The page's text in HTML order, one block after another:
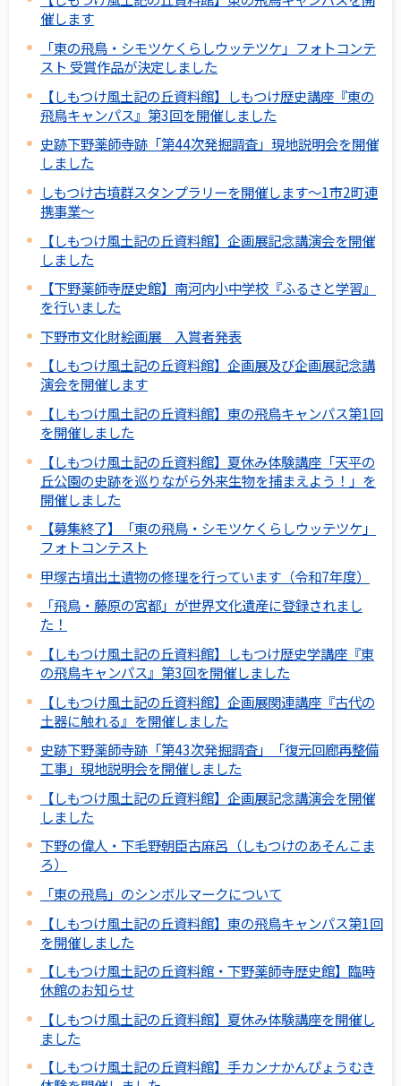
催します
「東の飛鳥・シモツケくらしウッテツケ」フォトコンテ
スト 受賞作品が決定しました
【しもつけ風土記の丘資料館】しもつけ歴史講座『東の
飛鳥キャンパス』第3回を開催しました
史跡下野薬師寺跡「第44次発掘調査」現地説明会を開催
しました
しもつけ古墳群スタンプラリーを開催します～1市2町連
携事業～
【しもつけ風土記の丘資料館】企画展記念講演会を開催
しました
【下野薬師寺歴史館】南河内小中学校『ふるさと学習』
を行いました
下野市文化財絵画展 入賞者発表
【しもつけ風土記の丘資料館】企画展及び企画展記念講
演会を開催します
【しもつけ風土記の丘資料館】東の飛鳥キャンパス第1回
を開催しました
【しもつけ風土記の丘資料館】夏休み体験講座「天平の
丘公園の史跡を巡りながら外来生物を捕まえよう！」を
開催しました
【募集終了】「東の飛鳥・シモツケくらしウッテツケ」
フォトコンテスト
甲塚古墳出土遺物の修理を行っています（令和7年度）
「飛鳥・藤原の宮都」が世界文化遺産に登録されまし
た！
【しもつけ風土記の丘資料館】しもつけ歴史学講座『東
の飛鳥キャンパス』第3回を開催しました
【しもつけ風土記の丘資料館】企画展関連講座『古代の
土器に触れる』を開催しました
史跡下野薬師寺跡「第43次発掘調査」「復元回廊再整備
工事」現地説明会を開催しました
【しもつけ風土記の丘資料館】企画展記念講演会を開催
しました
下野の偉人・下毛野朝臣古麻呂（しもつけのあそんこま
ろ）
「東の飛鳥」のシンボルマークについて
【しもつけ風土記の丘資料館】東の飛鳥キャンパス第1回
を開催しました
【しもつけ風土記の丘資料館・下野薬師寺歴史館】臨時
休館のお知らせ
【しもつけ風土記の丘資料館】夏休み体験講座を開催し
ました
【しもつけ風土記の丘資料館】手カンナかんぴょうむき